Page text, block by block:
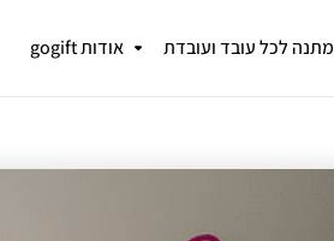
מתנה לכל עובד ועובדת אודות gogift